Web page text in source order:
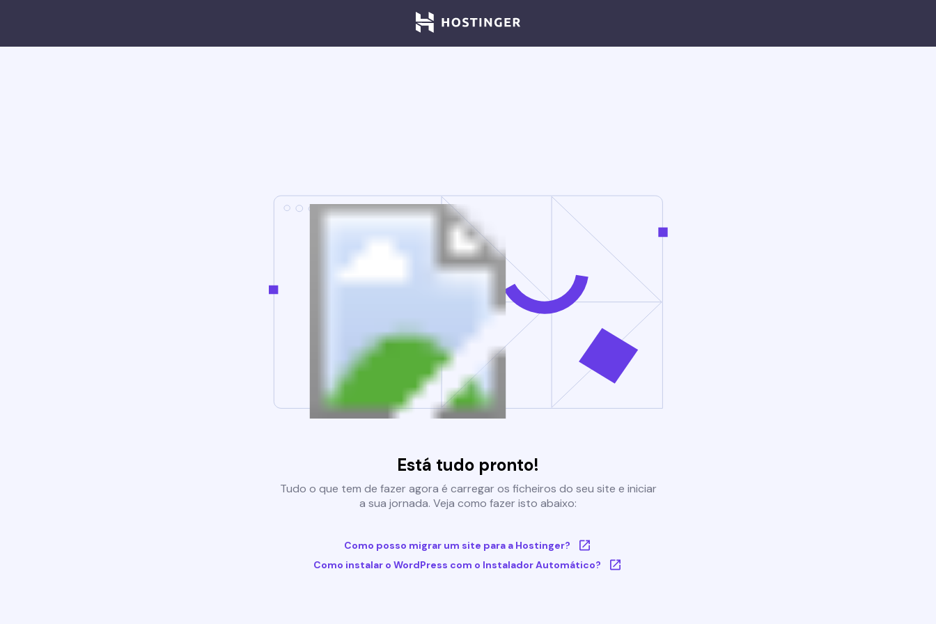
Está tudo pronto!
Tudo o que tem de fazer agora é carregar os ficheiros do seu site e iniciar
a sua jornada. Veja como fazer isto abaixo:
Como posso migrar um site para a Hostinger?
Como instalar o WordPress com o Instalador Automático?